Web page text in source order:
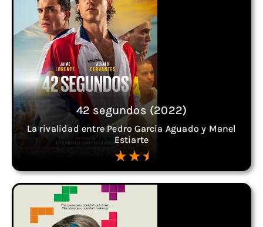
42 segundos (2022)
La rivalidad entre Pedro Garcia Aguado y Manel
Estiarte